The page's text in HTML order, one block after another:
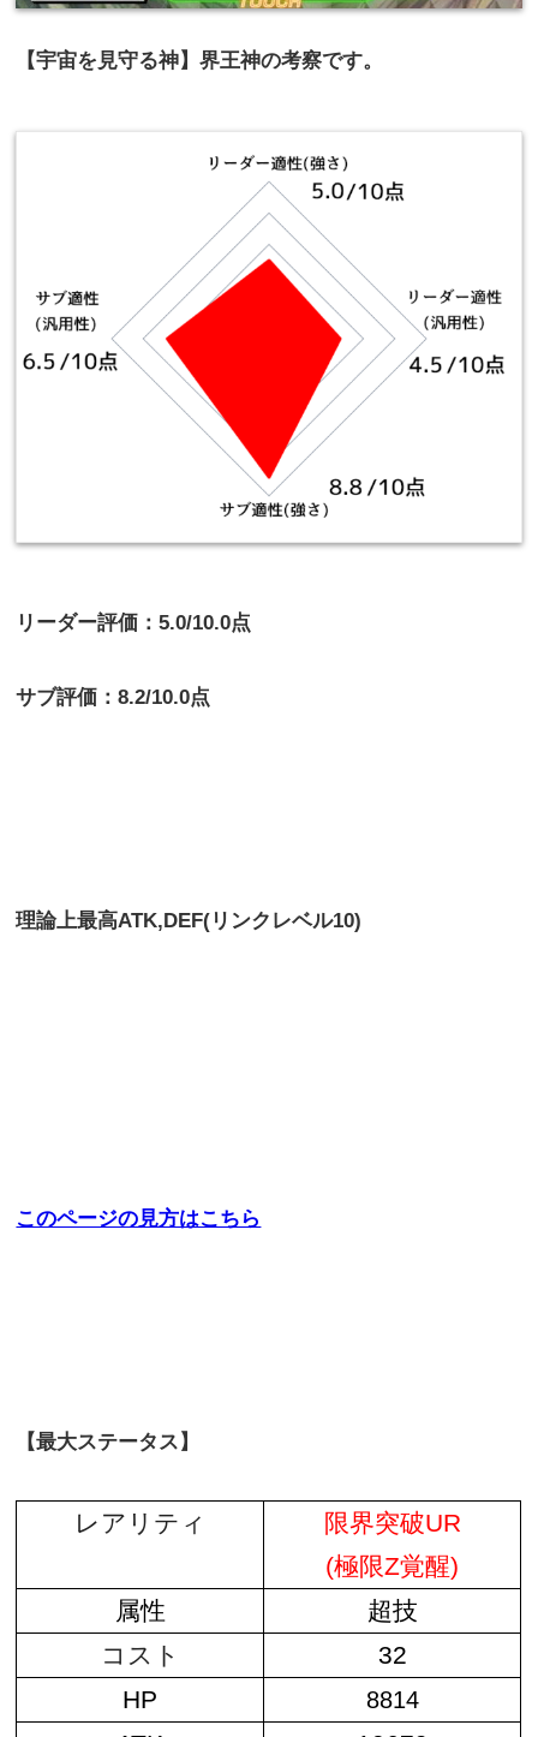
【宇宙を見守る神】界王神の考察です。
リーダー評価：5.0/10.0点
サブ評価：8.2/10.0点
理論上最高ATK,DEF(リンクレベル10)
このページの見方はこちら
【最大ステータス】
レアリティ
限界突破UR
(極限Z覚醒)
属性
超技
コスト
32
HP
8814